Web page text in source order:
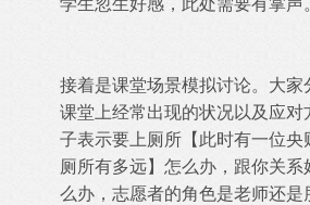
学生忽生好感，此处需要有掌声
接着是课堂场景模拟讨论。大家
课堂上经常出现的状况以及应对
子表示要上厕所【此时有一位央
厕所有多远】怎么办，跟你关
么办，志愿者的角色是老师还是